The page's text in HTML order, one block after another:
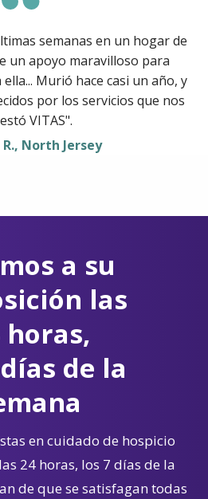
semanas en un hogar de
un apoyo maravilloso para
Murió hace casi un año, y
por los servicios que nos
VITAS".
North Jersey
a su
las
horas,
de la
en cuidado de hospicio
24 horas, los 7 días de la
de que se satisfagan todas